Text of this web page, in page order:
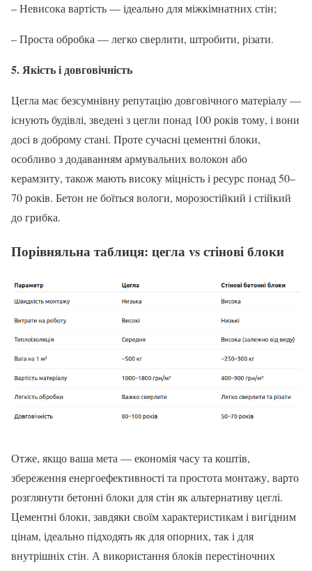
– Невисока вартість — ідеально для міжкімнатних стін;
– Проста обробка — легко сверлити, штробити, різати.
5. Якість і довговічність
Цегла має безсумнівну репутацію довговічного матеріалу —
існують будівлі, зведені з цегли понад 100 років тому, і вони
досі в доброму стані. Проте сучасні цементні блоки,
особливо з додаванням армувальних волокон або
керамзиту, також мають високу міцність і ресурс понад 50–
70 років. Бетон не боїться вологи, морозостійкий і стійкий
до грибка.
Порівняльна таблиця: цегла vs стінові блоки
Отже, якщо ваша мета — економія часу та коштів,
збереження енергоефективності та простота монтажу, варто
розглянути бетонні блоки для стін як альтернативу цеглі.
Цементні блоки, завдяки своїм характеристикам і вигідним
цінам, ідеально підходять як для опорних, так і для
внутрішніх стін. А використання блоків перестіночних